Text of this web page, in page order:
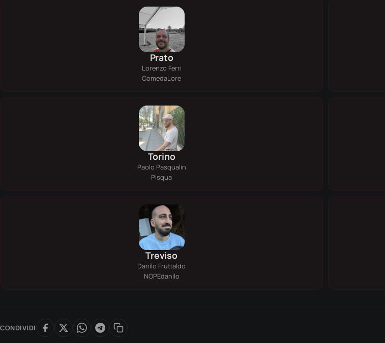
Prato
Lorenzo Ferri
ComedaLore
Torino
Paolo Pasqualin
Pisqua
Treviso
Danilo Fruttaldo
NOPEdanilo
CONDIVIDI